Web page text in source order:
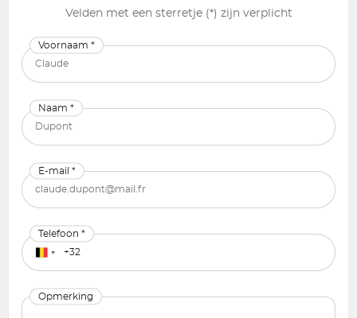
Velden met een sterretje (*) zijn verplicht
Voornaam *
Naam *
E-mail *
Telefoon *
Opmerking